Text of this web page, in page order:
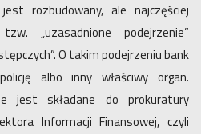
rozbudowany, ale najczęściej
„uzasadnione podejrzenie”
O takim podejrzeniu bank
albo inny właściwy organ.
jest składane do prokuratury
Informacji Finansowej, czyli